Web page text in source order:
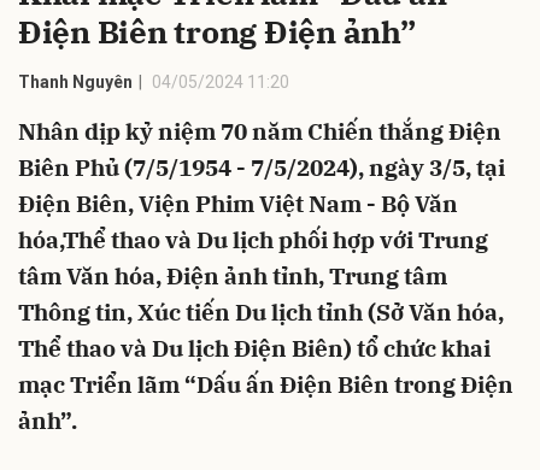
Điện Biên trong Điện ảnh”
Thanh Nguyên 04/05/2024 11:20
Nhân dịp kỷ niệm 70 năm Chiến thắng Điện
Biên Phủ (7/5/1954 - 7/5/2024), ngày 3/5, tại
Điện Biên, Viện Phim Việt Nam - Bộ Văn
hóa,Thể thao và Du lịch phối hợp với Trung
tâm Văn hóa, Điện ảnh tỉnh, Trung tâm
Thông tin, Xúc tiến Du lịch tỉnh (Sở Văn hóa,
Thể thao và Du lịch Điện Biên) tổ chức khai
mạc Triển lãm “Dấu ấn Điện Biên trong Điện
ảnh”.
Hủy Gửi